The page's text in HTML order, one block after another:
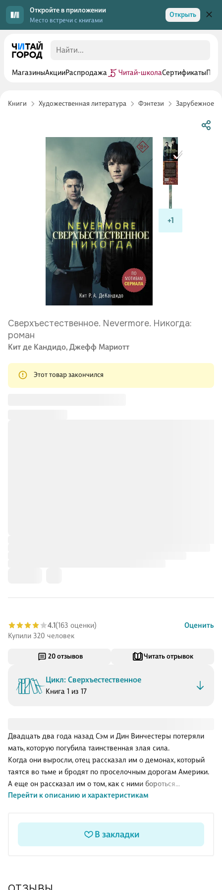
Откройте в приложении
Место встречи с книгами
Открыть
МагазиныАкцииРаспродажа Читай-школаСертификаты
Книги Художественная литература Фэнтези Зарубежное
+1
20 отзывов Читать отрывок
Цикл: Сверхъестественное
Книга 1 из 17
Двадцать два года назад Сэм и Дин Винчестеры потеряли
мать, которую погубила таинственная злая сила.
Когда они выросли, отец рассказал им о демонах, который
таятся во тьме и бродят по проселочным дорогам Америки.
А еще он рассказал им о том, как с ними бороться…
Но не успели они выяснить, чего хочет разбушевавшееся
привидение, похожее на рокершу 1980-х годов, как их
Перейти к описанию и характеристикам
Сверхъестественное. Nevermore. Никогда:
роман
Кит де Кандидо, Джефф Мариотт
Этот товар закончился
4.1(163 оценки)
Оценить
Купили 320 человек
В закладки